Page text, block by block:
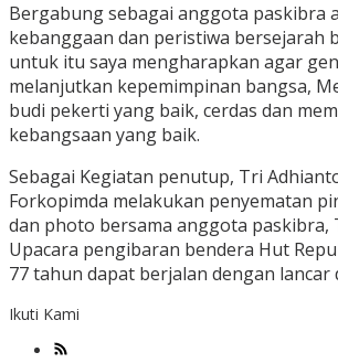
Bergabung sebagai anggota paskibra
kebanggaan dan peristiwa bersejarah
untuk itu saya mengharapkan agar
melanjutkan kepemimpinan bangsa,
budi pekerti yang baik, cerdas dan
kebangsaan yang baik.
Sebagai Kegiatan penutup, Tri
Forkopimda melakukan penyematan
dan photo bersama anggota paskibra,
Upacara pengibaran bendera Hut
77 tahun dapat berjalan dengan lancar
Ikuti Kami